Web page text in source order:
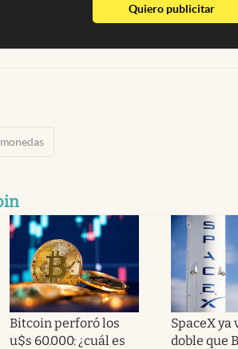
Quiero publicitarabre
Bitcoin perforó los
u$s 60.000: ¿cuál es
SpaceX ya
doble que